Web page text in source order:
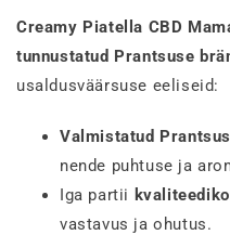
Creamy Piatella CBD
tunnustatud Prantsuse
usaldusväärsuse eeliseid:
Valmistatud
nende puhtuse ja
Iga partii
vastavus ja ohutus.